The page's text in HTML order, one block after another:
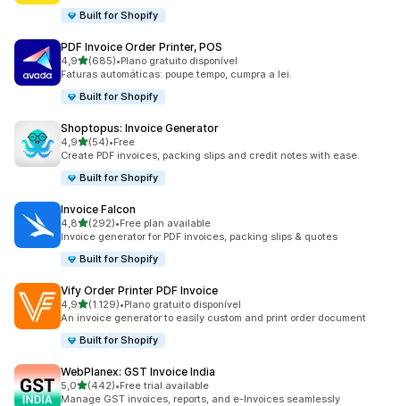
Built for Shopify
PDF Invoice Order Printer, POS
4,9de 5 estrelas
(685)
685 total de avaliações
•Plano gratuito disponível
Faturas automáticas: poupe tempo, cumpra a lei.
Built for Shopify
Shoptopus: Invoice Generator
4,9de 5 estrelas
(54)
54 total de avaliações
•Free
Create PDF invoices, packing slips and credit notes with ease.
Built for Shopify
Invoice Falcon
4,8de 5 estrelas
(292)
292 total de avaliações
•Free plan available
Invoice generator for PDF invoices, packing slips & quotes
Built for Shopify
Vify Order Printer PDF Invoice
4,9de 5 estrelas
(1.129)
1129 total de avaliações
•Plano gratuito disponível
An invoice generator to easily custom and print order document
Built for Shopify
WebPlanex: GST Invoice India
5,0de 5 estrelas
(442)
442 total de avaliações
•Free trial available
Manage GST invoices, reports, and e-Invoices seamlessly